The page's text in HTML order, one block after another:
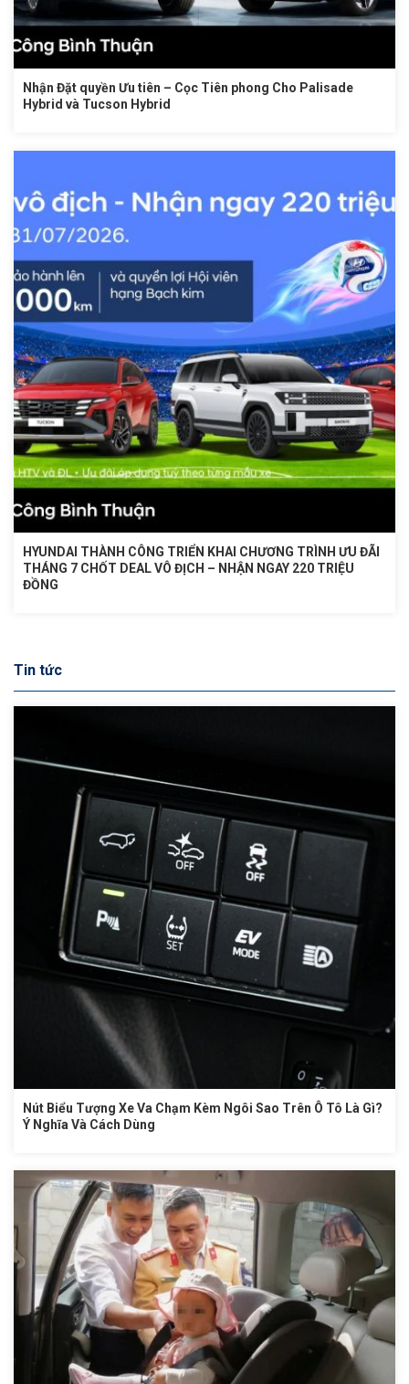
Nhận Đặt quyền Ưu tiên – Cọc Tiên phong Cho Palisade
Hybrid và Tucson Hybrid
HYUNDAI THÀNH CÔNG TRIỂN KHAI CHƯƠNG TRÌNH ƯU ĐÃI
THÁNG 7 CHỐT DEAL VÔ ĐỊCH – NHẬN NGAY 220 TRIỆU
ĐỒNG
Tin tức
Nút Biểu Tượng Xe Va Chạm Kèm Ngôi Sao Trên Ô Tô Là Gì?
Ý Nghĩa Và Cách Dùng